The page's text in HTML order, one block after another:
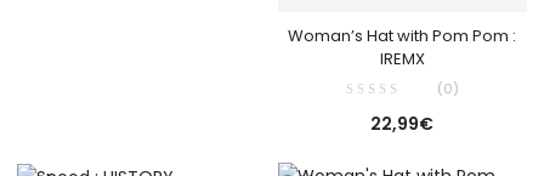
Woman’s Hat with Pom Pom :
IREMX
(0)
22,99€